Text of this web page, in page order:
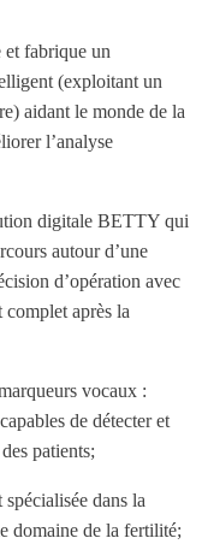
fabrique un
(exploitant un
aidant le monde de la
l’analyse
digitale BETTY qui
autour d’une
d’opération avec
complet après la
vocaux :
de détecter et
patients;
spécialisée dans la
domaine de la fertilité;